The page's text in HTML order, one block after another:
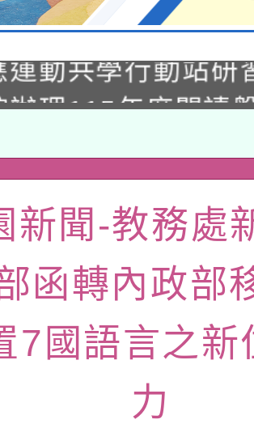
115學年度第2次
選結果公告(無人
運動共學行動站研
辦理115年度閱讀
程
位素養講師名單
位內容與教學軟體
」大陸委員會函釋公
間赴陸應申請許可
經濟部水利署委託
術研究院辦理「
績優單位及節水達
8月22日(星期六
市孔廟祈福系列
年桃園地景藝術
115學年度第2次
新聞-教務處
函轉內政部
7國語言之新
力